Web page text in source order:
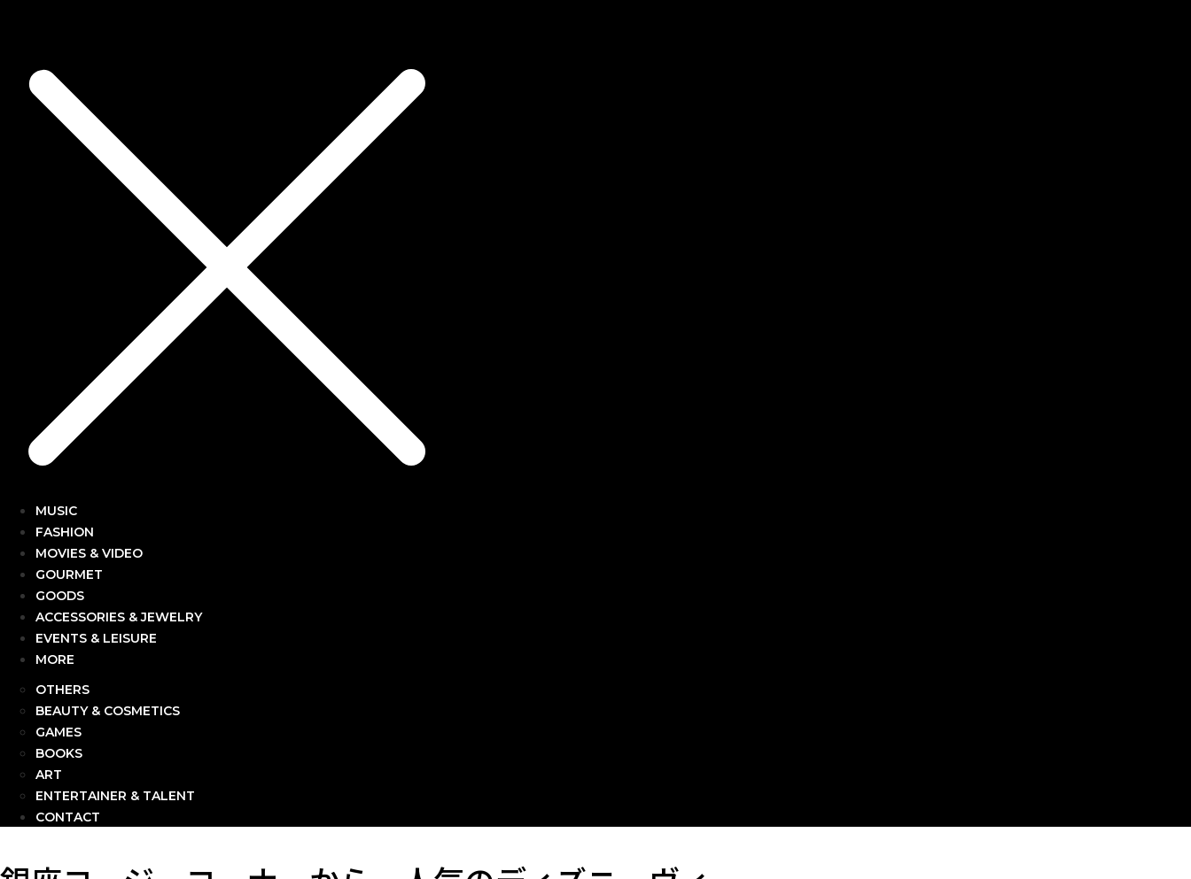
MUSIC
FASHION
MOVIES & VIDEO
GOURMET
GOODS
ACCESSORIES & JEWELRY
EVENTS & LEISURE
MORE
OTHERS
BEAUTY & COSMETICS
GAMES
BOOKS
ART
ENTERTAINER & TALENT
CONTACT